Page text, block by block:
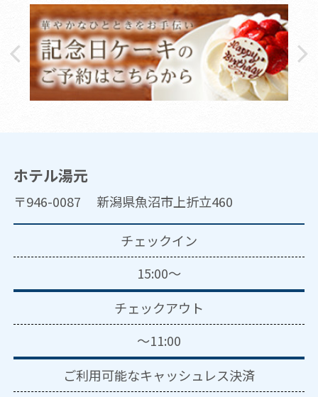
ホテル湯元
〒946-0087 新潟県魚沼市上折立460
チェックイン
15:00～
チェックアウト
～11:00
ご利用可能なキャッシュレス決済